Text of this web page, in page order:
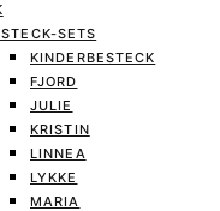
SETS
KINDERBESTECK
FJORD
JULIE
KRISTIN
LINNEA
LYKKE
MARIA